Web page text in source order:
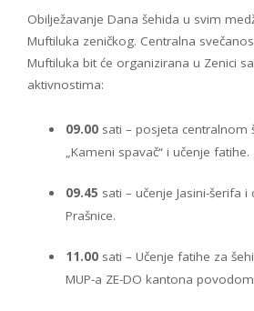
Obilježavanje Dana šehida u svim
Muftiluka zeničkog. Centralna
Muftiluka bit će organizirana u Zenici
aktivnostima:
09.00 sati – posjeta centralnom
„Kameni spavač“ i učenje fatihe.
09.45 sati – učenje Jasini-šerifa
Prašnice.
11.00 sati – Učenje fatihe za
MUP-a ZE-DO kantona